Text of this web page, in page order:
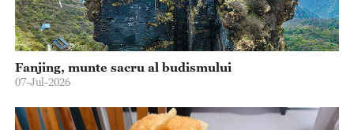
Fanjing, munte sacru al budismului
07-Jul-2026